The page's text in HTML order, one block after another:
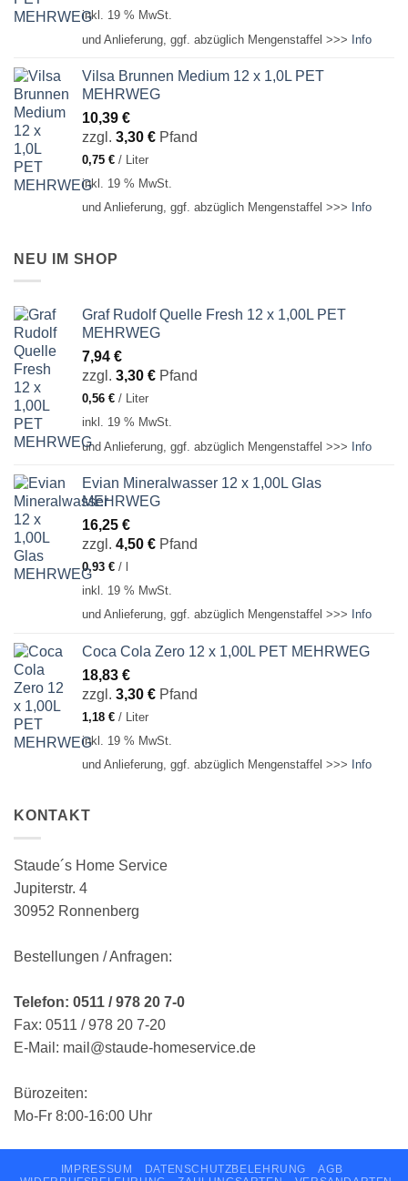
inkl. 19 % MwSt.
und Anlieferung, ggf. abzüglich Mengenstaffel >>> Info
Vilsa Brunnen Medium 12 x 1,0L PET
MEHRWEG
10,39 €
zzgl. 3,30 € Pfand
0,75 € /
Liter
inkl. 19 % MwSt.
und Anlieferung, ggf. abzüglich Mengenstaffel >>> Info
NEU IM SHOP
Graf Rudolf Quelle Fresh 12 x 1,00L PET
MEHRWEG
7,94 €
zzgl. 3,30 € Pfand
0,56 € / Liter
inkl. 19 % MwSt.
und Anlieferung, ggf. abzüglich Mengenstaffel >>> Info
Evian Mineralwasser 12 x 1,00L Glas
MEHRWEG
16,25 €
zzgl. 4,50 € Pfand
0,93 € /
inkl. 19 % MwSt.
und Anlieferung, ggf. abzüglich Mengenstaffel >>> Info
Coca Cola Zero 12 x 1,00L PET MEHRWEG
18,83 €
zzgl. 3,30 € Pfand
1,18 € /
Liter
inkl. 19 % MwSt.
und Anlieferung, ggf. abzüglich Mengenstaffel >>> Info
KONTAKT
Staude´s Home Service
Jupiterstr. 4
30952 Ronnenberg
Bestellungen / Anfragen:
Telefon: 0511 / 978 20 7-0
Fax: 0511 / 978 20 7-20
E-Mail: mail@staude-homeservice.de
Bürozeiten:
Mo-Fr 8:00-16:00 Uhr
IMPRESSUM DATENSCHUTZBELEHRUNG
AGB